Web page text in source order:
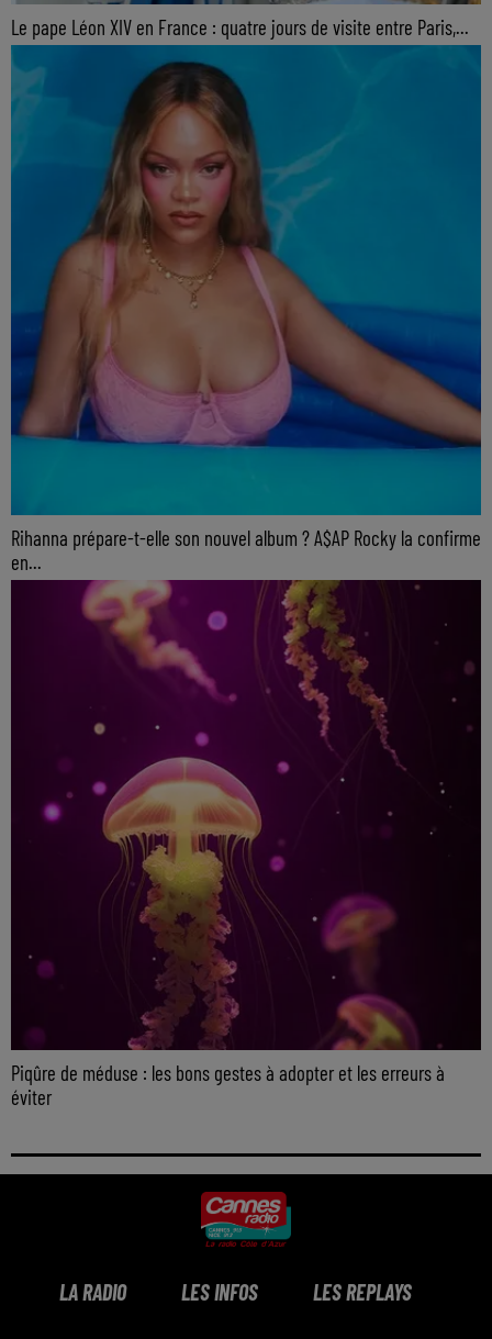
Le pape Léon XIV en France : quatre jours de visite entre Paris,...
Rihanna prépare-t-elle son nouvel album ? A$AP Rocky la confirme
en...
Piqûre de méduse : les bons gestes à adopter et les erreurs à
éviter
LA RADIO LES INFOS LES REPLAYS